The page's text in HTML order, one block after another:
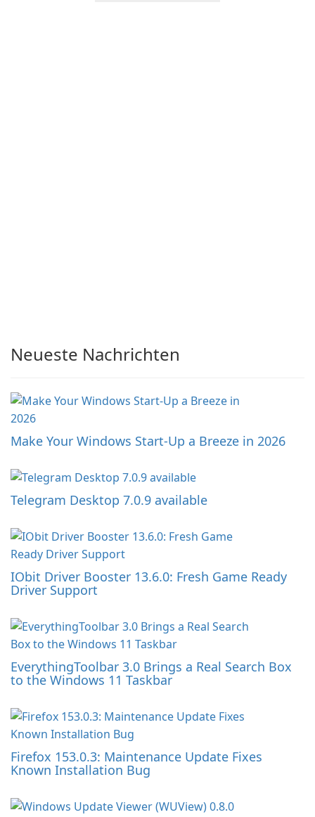
Neueste Nachrichten
Make Your Windows Start-Up a Breeze in 2026
Telegram Desktop 7.0.9 available
IObit Driver Booster 13.6.0: Fresh Game Ready
Driver Support
EverythingToolbar 3.0 Brings a Real Search Box
to the Windows 11 Taskbar
Firefox 153.0.3: Maintenance Update Fixes
Known Installation Bug